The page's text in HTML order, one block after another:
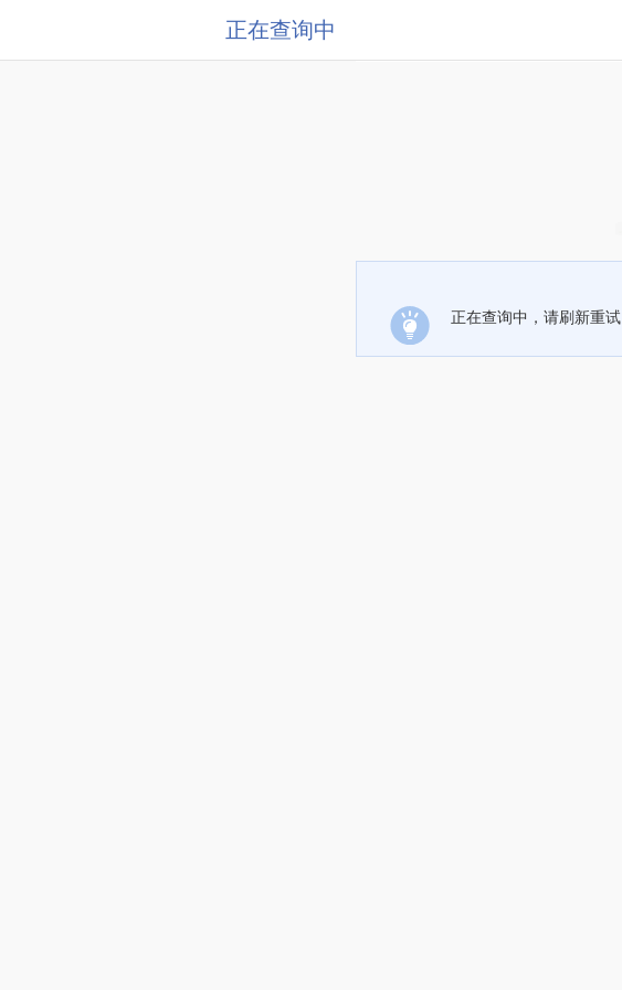
正在查询中
正在查询中，请刷新重试